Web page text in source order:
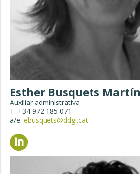
Esther Busquets Martín
Auxiliar administrativa
T. +34 972 185 071
a/e. ebusquets@ddgi.cat